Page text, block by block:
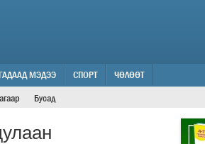
ГАДААД МЭДЭЭ СПОРТ
ЧӨЛӨӨТ
Бусад